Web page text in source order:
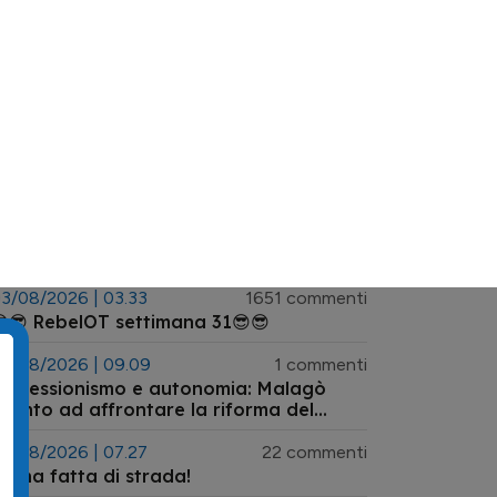
08/2026 | 03.33 1651 commenti
RebelOT settimana 31😎😎
07/08/2026 | 09.09 1 commenti
Professionismo e autonomia: Malagò
pronto ad affrontare la riforma del
07/08/2026 | 07.27 22 commenti
Ne ha fatta di strada!